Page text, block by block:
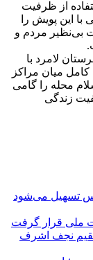
از ظرفیت
این پویش را
بی‌نظیر مردم و
لامرد با
میان مراکز
محله را گامی
زندگی
تسهیل می‌شود
نجف اشرف